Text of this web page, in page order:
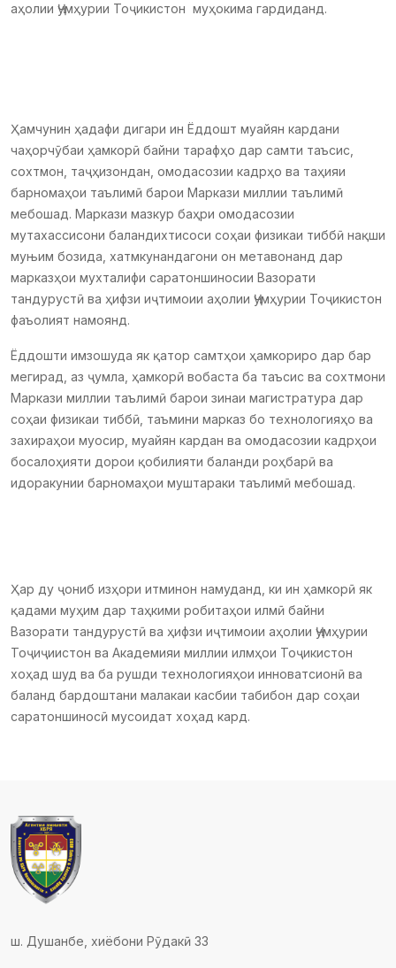
аҳолии Ҷумҳурии Тоҷикистон муҳокима гардиданд.
Ҳамчунин ҳадафи дигари ин Ёддошт муайян кардани
чаҳорчӯбаи ҳамкорӣ байни тарафҳо дар самти таъсис,
сохтмон, таҷҳизондан, омодасозии кадрҳо ва таҳияи
барномаҳои таълимӣ барои Маркази миллии таълимӣ
мебошад. Маркази мазкур баҳри омодасозии
мутахассисони баландихтисоси соҳаи физикаи тиббӣ нақши
муњим бозида, хатмкунандагони он метавонанд дар
марказҳои мухталифи саратоншиносии Вазорати
тандурустӣ ва ҳифзи иҷтимоии аҳолии Ҷумҳурии Тоҷикистон
фаъолият намоянд.
Ёддошти имзошуда як қатор самтҳои ҳамкориро дар бар
мегирад, аз ҷумла, ҳамкорӣ вобаста ба таъсис ва сохтмони
Маркази миллии таълимӣ барои зинаи магистратура дар
соҳаи физикаи тиббӣ, таъмини марказ бо технологияҳо ва
захираҳои муосир, муайян кардан ва омодасозии кадрҳои
босалоҳияти дорои қобилияти баланди роҳбарӣ ва
идоракунии барномаҳои муштараки таълимӣ мебошад.
Ҳар ду ҷониб изҳори итминон намуданд, ки ин ҳамкорӣ як
қадами муҳим дар таҳкими робитаҳои илмӣ байни
Вазорати тандурустӣ ва ҳифзи иҷтимоии аҳолии Ҷумҳурии
Тоҷиҷиистон ва Академияи миллии илмҳои Тоҷикистон
хоҳад шуд ва ба рушди технологияҳои инноватсионӣ ва
баланд бардоштани малакаи касбии табибон дар соҳаи
саратоншиносӣ мусоидат хоҳад кард.
ш. Душанбе, хиёбони Рӯдакӣ 33